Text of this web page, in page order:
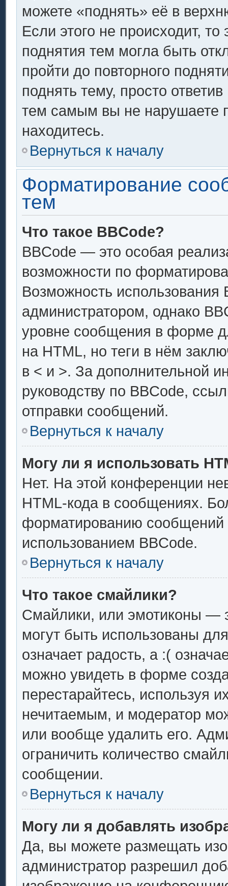
можете «поднять» её в
Если этого не происходит, то
поднятия тем могла быть
пройти до повторного
поднять тему, просто
тем самым вы не нарушаете
находитесь.
Вернуться к началу
Форматирование
тем
Что такое BBCode?
BBCode — это особая
возможности по
Возможность использования
администратором, однако
уровне сообщения в форме
на HTML, но теги в нём
в < и >. За дополнительной
руководству по BBCode,
отправки сообщений.
Вернуться к началу
Могу ли я использовать
Нет. На этой конференции
HTML-кода в сообщениях.
форматированию сообщений
использованием BBCode.
Вернуться к началу
Что такое смайлики?
Смайлики, или эмотиконы —
могут быть использованы
означает радость, а :(
можно увидеть в форме
перестарайтесь, используя
нечитаемым, и модератор
или вообще удалить его.
ограничить количество
сообщении.
Вернуться к началу
Могу ли я добавлять
Да, вы можете размещать
администратор разрешил